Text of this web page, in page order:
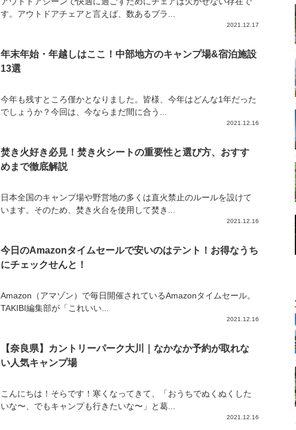
す。アウトドアチェアと言えば、数あるブラ...
2021.12.17
年末年始・年越しはここ！中部地方のキャンプ場&宿泊施設
13選
今年も残すところ僅かとなりました。皆様、今年はどんな1年だった
でしょうか？今回は、今ならまだ間に合う...
2021.12.16
焚き火好き必見！焚き火シートの重要性と選び方、おすす
めまで徹底解説
日本全国のキャンプ場や野営地の多くは直火禁止のルールを設けて
います。そのため、焚き火台を使用して焚き...
2021.12.16
今日のAmazonタイムセールで安いのはテント！お得なうち
にチェックせんと！
Amazon（アマゾン）で毎日開催されているAmazonタイムセール。
TAKIBI編集部が「これいい...
2021.12.16
【奈良県】カントリーパーク大川｜なかなか予約が取れな
い人気キャンプ場
こんにちは！そらです！寒くなってきて、「おうちでぬくぬくした
いな〜、でもキャンプも行きたいな〜」と葛...
2021.12.16